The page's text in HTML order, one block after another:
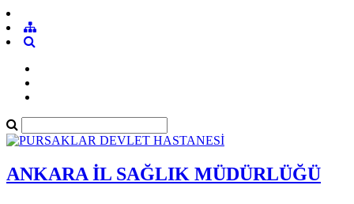
ANKARA İL SAĞLIK MÜDÜRLÜĞÜ